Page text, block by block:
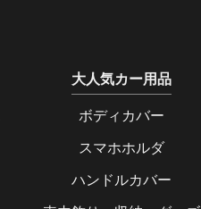
大人気カー用品
ボディカバー
スマホホルダ
ハンドルカバー